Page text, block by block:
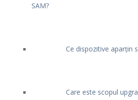
SAM?
Ce dispozitive aparțin
Care este scopul